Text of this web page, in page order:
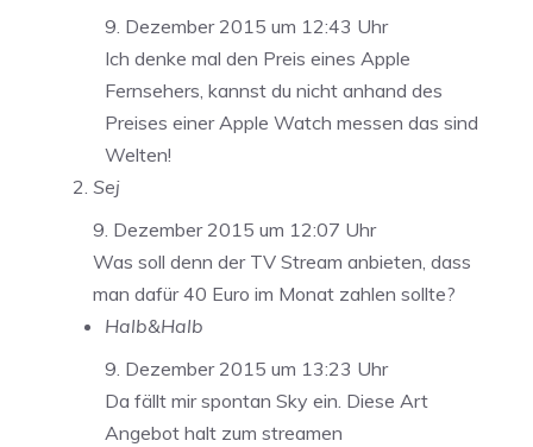
9. Dezember 2015 um 12:43 Uhr
Ich denke mal den Preis eines Apple
Fernsehers, kannst du nicht anhand des
Preises einer Apple Watch messen das sind
Welten!
Sej
9. Dezember 2015 um 12:07 Uhr
Was soll denn der TV Stream anbieten, dass
man dafür 40 Euro im Monat zahlen sollte?
Halb&Halb
9. Dezember 2015 um 13:23 Uhr
Da fällt mir spontan Sky ein. Diese Art
Angebot halt zum streamen